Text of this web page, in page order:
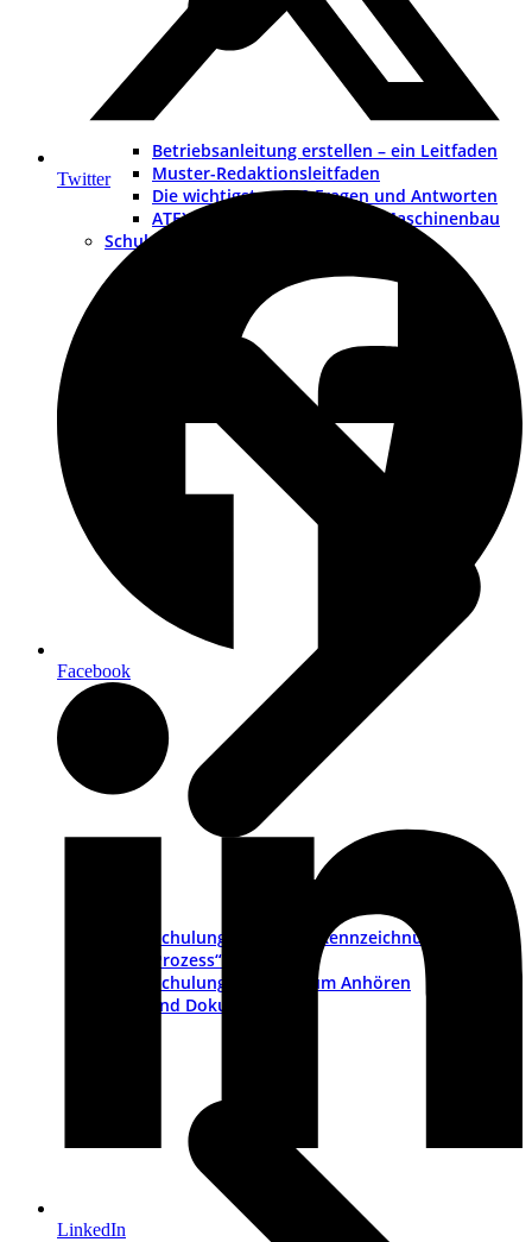
Betriebsanleitung erstellen – ein Leitfaden
Muster-Redaktionsleitfaden
Die wichtigsten 200 Fragen und Antworten
ATEX – Explosionsschutz im Maschinenbau
Schulungen
Schulungsvideo „CE-Kennzeichnung als
Prozess“
Schulungs-Pakete zum Anhören
PDFs und Dokumente
Twitter
Facebook
LinkedIn